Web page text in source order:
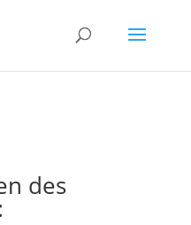
des